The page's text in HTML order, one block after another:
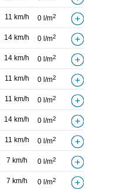
11 km/h 0 l/m2
14 km/h 0 l/m2
14 km/h 0 l/m2
11 km/h 0 l/m2
11 km/h 0 l/m2
14 km/h 0 l/m2
11 km/h 0 l/m2
7 km/h 0 l/m2
7 km/h 0 l/m2